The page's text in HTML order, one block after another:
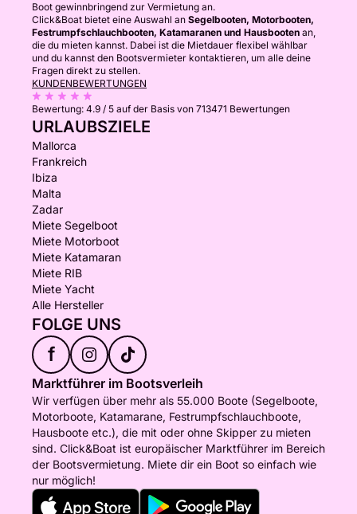
Boot gewinnbringend zur Vermietung an.
Click&Boat bietet eine Auswahl an Segelbooten, Motorbooten,
Festrumpfschlauchbooten, Katamaranen und Hausbooten an,
die du mieten kannst. Dabei ist die Mietdauer flexibel wählbar
und du kannst den Bootsvermieter kontaktieren, um alle deine
Fragen direkt zu stellen.
KUNDENBEWERTUNGEN
Bewertung: 4.9 / 5 auf der Basis von 713471 Bewertungen
URLAUBSZIELE
Mallorca
Frankreich
Ibiza
Malta
Zadar
Miete Segelboot
Miete Motorboot
Miete Katamaran
Miete RIB
Miete Yacht
Alle Hersteller
FOLGE UNS
f
Marktführer im Bootsverleih
Wir verfügen über mehr als 55.000 Boote (Segelboote,
Motorboote, Katamarane, Festrumpfschlauchboote,
Hausboote etc.), die mit oder ohne Skipper zu mieten
sind. Click&Boat ist europäischer Marktführer im Bereich
der Bootsvermietung. Miete dir ein Boot so einfach wie
nur möglich!